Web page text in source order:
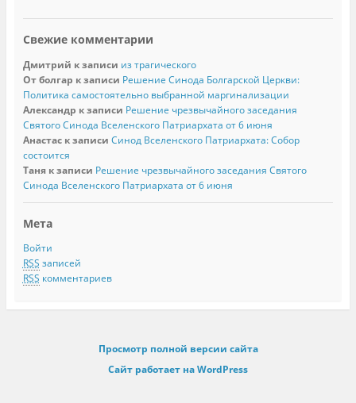
Свежие комментарии
Дмитрий к записи из трагического
От болгар к записи Решение Синода Болгарской Церкви:
Политика самостоятельно выбранной маргинализации
Александр к записи Решение чрезвычайного заседания
Святого Синода Вселенского Патриархата от 6 июня
Анастаск записи Синод Вселенского Патриархата: Собор
состоится
Таняк записи Решение чрезвычайного заседания Святого
Синода Вселенского Патриархата от 6 июня
Мета
Войти
RSS записей
RSS комментариев
Просмотр полной версии сайта
Сайт работает на WordPress